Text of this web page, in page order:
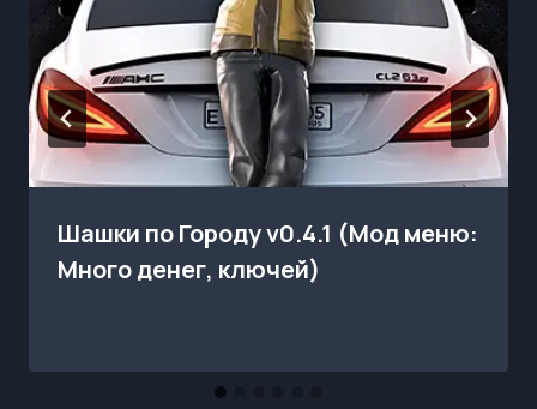
Шашки по Городу v0.4.1 (Мод меню:
Много денег, ключей)